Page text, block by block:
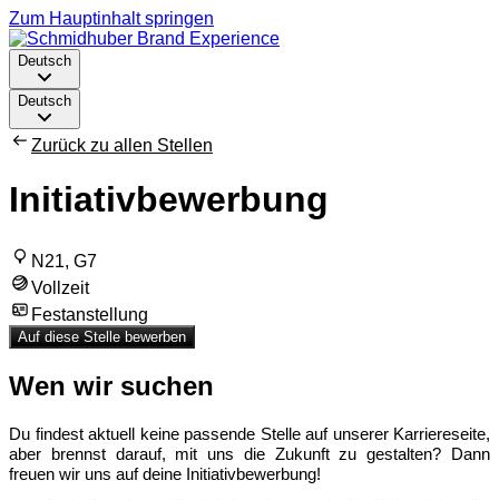
Zum Hauptinhalt springen
Deutsch
Deutsch
Zurück zu allen Stellen
Initiativbewerbung
N21, G7
Vollzeit
Festanstellung
Auf diese Stelle bewerben
Wen wir suchen
Du findest aktuell keine passende Stelle auf unserer Karriereseite,
aber brennst darauf, mit uns die Zukunft zu gestalten? Dann
freuen wir uns auf deine Initiativbewerbung!